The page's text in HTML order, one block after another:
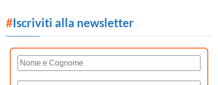
#Iscriviti alla newsletter